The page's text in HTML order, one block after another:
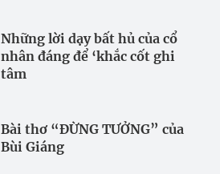
Những lời dạy bất hủ của cổ
nhân đáng để ‘khắc cốt ghi
tâm
Bài thơ “ĐỪNG TƯỞNG” của
Bùi Giáng